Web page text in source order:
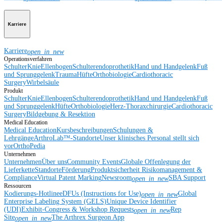
Karriere
Karriereopen_in_new
Operationsverfahren
SchulterKnieEllenbogenSchulterendoprothetikHand und HandgelenkFuß
und SprunggelenkTraumaHüfteOrthobiologieCardiothoracic
SurgeryWirbelsäule
Produkt
SchulterKnieEllenbogenSchulterendoprothetikHand und HandgelenkFuß
und SprunggelenkHüfteOrthobiologieHerz-ThoraxchirurgieCardiothoracic
SurgeryBildgebung & Resektion
Medical Education
Medical EducationKursbeschreibungenSchulungen &
LehrgängeArthroLab™-StandorteUnser klinisches Personal stellt sich
vorOrthoPedia
Unternehmen
UnternehmenÜber unsCommunity EventsGlobale Offenlegung der
LieferketteStandorteFörderungProduktsicherheit Risikomanagement &
ComplianceVirtual Patent MarkingNewsroomopen_in_newSBA Support
Ressourcen
Kodierungs-HotlineeDFUs (Instructions for Use)open_in_newGlobal
Enterprise Labeling System (GELS)Unique Device Identifier
(UDI)Exhibit-Congress & Workshop Requestsopen_in_newRep
Siteopen_in_newThe Arthrex Surgeon App